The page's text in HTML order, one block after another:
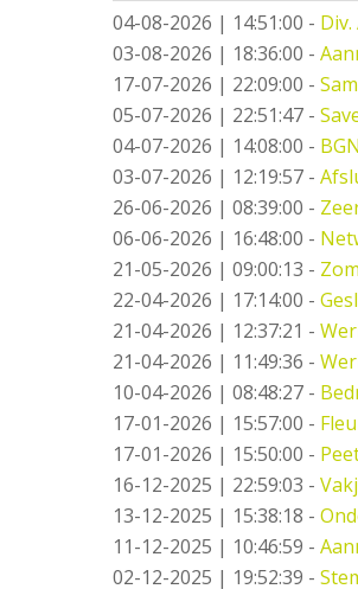
04-08-2026 | 14:51:00 -
03-08-2026 | 18:36:00 -
17-07-2026 | 22:09:00 -
05-07-2026 | 22:51:47 -
04-07-2026 | 14:08:00 -
03-07-2026 | 12:19:57 -
26-06-2026 | 08:39:00 -
06-06-2026 | 16:48:00 -
21-05-2026 | 09:00:13 -
22-04-2026 | 17:14:00 -
21-04-2026 | 12:37:21 -
21-04-2026 | 11:49:36 -
10-04-2026 | 08:48:27 -
17-01-2026 | 15:57:00 -
17-01-2026 | 15:50:00 -
16-12-2025 | 22:59:03 -
13-12-2025 | 15:38:18 -
11-12-2025 | 10:46:59 -
02-12-2025 | 19:52:39 -